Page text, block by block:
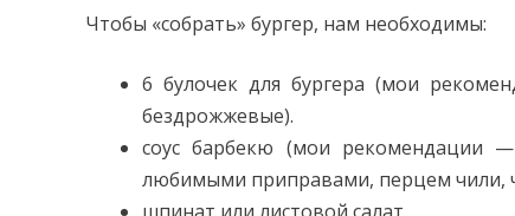
Чтобы «собрать» бургер, нам необходимы:
6 булочек для бургера (мои
бездрожжевые).
соус барбекю (мои рекомендации
любимыми приправами, перцем чили,